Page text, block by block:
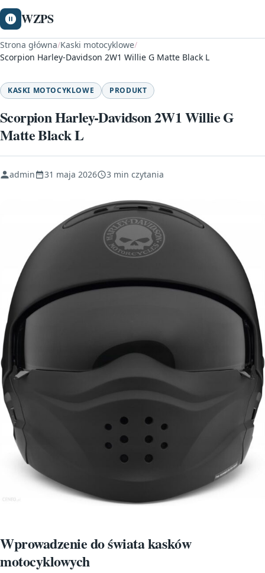
WZPS
Strona główna/Kaski motocyklowe/
Scorpion Harley-Davidson 2W1 Willie G Matte Black L
KASKI MOTOCYKLOWE PRODUKT
Scorpion Harley-Davidson 2W1 Willie G
Matte Black L
admin 31 maja 2026 3 min czytania
Wprowadzenie do świata kasków
motocyklowych